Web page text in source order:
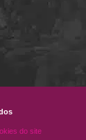
do site